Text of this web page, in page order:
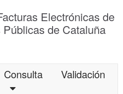
Electrónicas de
de Cataluña
Consulta
Validación